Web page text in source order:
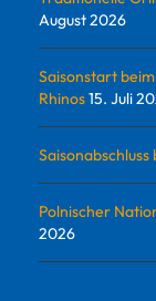
August 2026
Saisonstart
Rhinos15. Juli
Saisonabschluss
Polnischer
2026